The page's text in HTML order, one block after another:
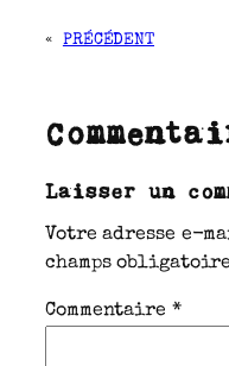
« PRÉCÉDENT
Laisser un
Votre adresse e-
champs
Commentaire *